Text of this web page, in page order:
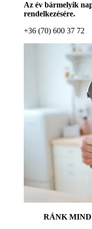
Az év bármelyik
rendelkezésére.
+36 (70) 600 37 72
RÁNK